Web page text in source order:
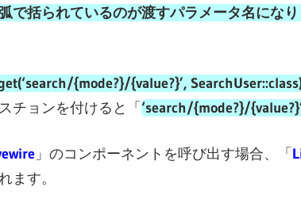
で括られているのが渡すパラメータ名にな
{mode?}/{value?}’,
チョンを付けると「‘search/{mode?}/
」のコンポーネントを呼び出す場合、「
ます。